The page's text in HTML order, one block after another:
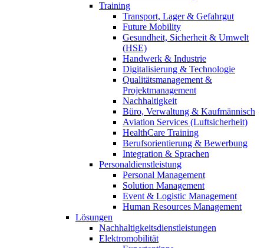
Training
Transport, Lager & Gefahrgut
Future Mobility
Gesundheit, Sicherheit & Umwelt
(HSE)
Handwerk & Industrie
Digitalisierung & Technologie
Qualitätsmanagement &
Projektmanagement
Nachhaltigkeit
Büro, Verwaltung & Kaufmännisch
Aviation Services (Luftsicherheit)
HealthCare Training
Berufsorientierung & Bewerbung
Integration & Sprachen
Personaldienstleistung
Personal Management
Solution Management
Event & Logistic Management
Human Resources Management
Lösungen
Nachhaltigkeitsdienstleistungen
Elektromobilität